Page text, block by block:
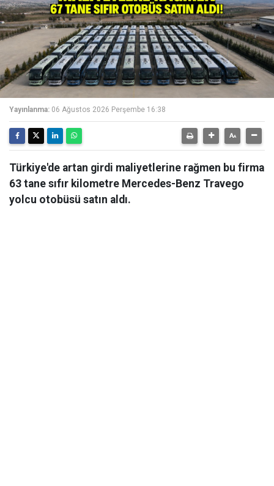
Yayınlanma: 06 Ağustos 2026 Perşembe 16:38
Türkiye'de artan girdi maliyetlerine rağmen bu firma
63 tane sıfır kilometre Mercedes-Benz Travego
yolcu otobüsü satın aldı.